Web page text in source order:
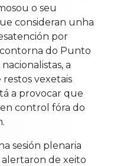
o seu
consideran unha
por
do Punto
a
restos vexetais
a provocar que
control fóra do
sesión plenaria
de xeito